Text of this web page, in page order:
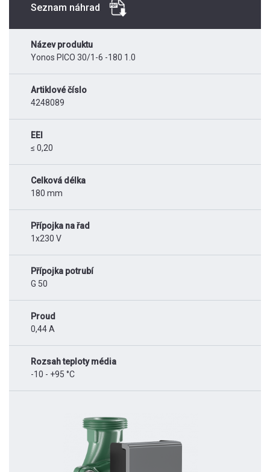
Seznam náhrad
Název produktu
Yonos PICO 30/1-6 -180 1.0
Artiklové číslo
4248089
EEI
≤ 0,20
Celková délka
180 mm
Přípojka na řad
1x230 V
Přípojka potrubí
G 50
Proud
0,44 A
Rozsah teploty média
-10 - +95 °C